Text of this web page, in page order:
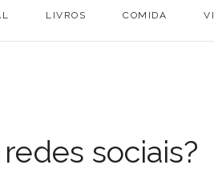
LIVROS COMIDA
sociais?